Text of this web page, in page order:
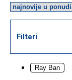
Filteri
Ray Ban